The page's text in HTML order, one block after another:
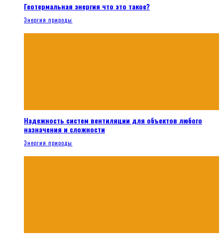
Геотермальная энергия что это такое?
Энергия природы
Надежность систем вентиляции для объектов любого
назначения и сложности
Энергия природы